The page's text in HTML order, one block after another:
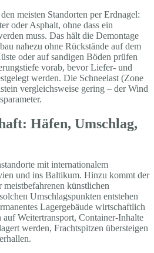
meisten Standorten per Erdnagel:
oder Asphalt, ohne dass ein
muss. Das hält die Demontage
nahezu ohne Rückstände auf dem
oder auf sandigen Böden prüfen
vorab, bevor Liefer- und
werden. Die Schneelast (Zone
vergleichsweise gering – der Wind
Häfen, Umschlag,
mit internationalem
und ins Baltikum. Hinzu kommt der
künstlichen
Umschlagspunkten entstehen
Lagergebäude wirtschaftlich
Weitertransport, Container-Inhalte
werden, Frachtspitzen übersteigen